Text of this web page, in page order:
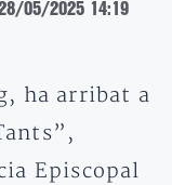
05/2025 14:19
ha arribat a
Episcopal